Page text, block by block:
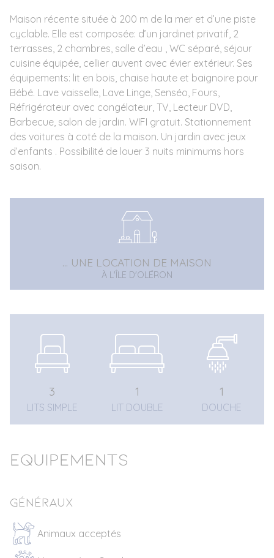
Maison récente située à 200 m de la mer et d’une piste
cyclable. Elle est composée: d’un jardinet privatif, 2
terrasses, 2 chambres, salle d’eau , WC séparé, séjour
cuisine équipée, cellier auvent avec évier extérieur. Ses
équipements: lit en bois, chaise haute et baignoire pour
Bébé. Lave vaisselle, Lave Linge, Senséo, Fours,
Réfrigérateur avec congélateur, TV, Lecteur DVD,
Barbecue, salon de jardin. WIFI gratuit. Stationnement
des voitures à coté de la maison. Un jardin avec jeux
d’enfants . Possibilité de louer 3 nuits minimums hors
saison.
... UNE LOCATION DE MAISON
À L'ÎLE D'OLÉRON
3
LITS SIMPLE
1
LIT DOUBLE
1
DOUCHE
Equipements
Généraux
Animaux acceptés